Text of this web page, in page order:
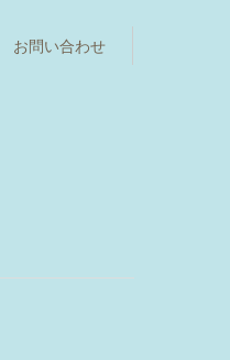
お問い合わせ